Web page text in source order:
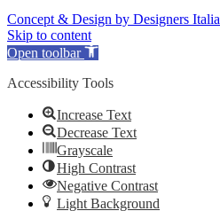
Concept & Design by Designers Italia
Skip to content
Open toolbar
Accessibility Tools
Increase Text
Decrease Text
Grayscale
High Contrast
Negative Contrast
Light Background